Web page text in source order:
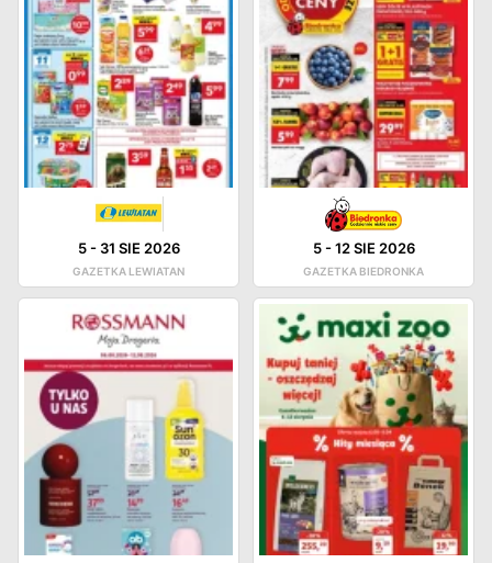
5- 31 SIE 2026
GAZETKA LEWIATAN
5-12 SIE 2026
GAZETKA BIEDRONKA